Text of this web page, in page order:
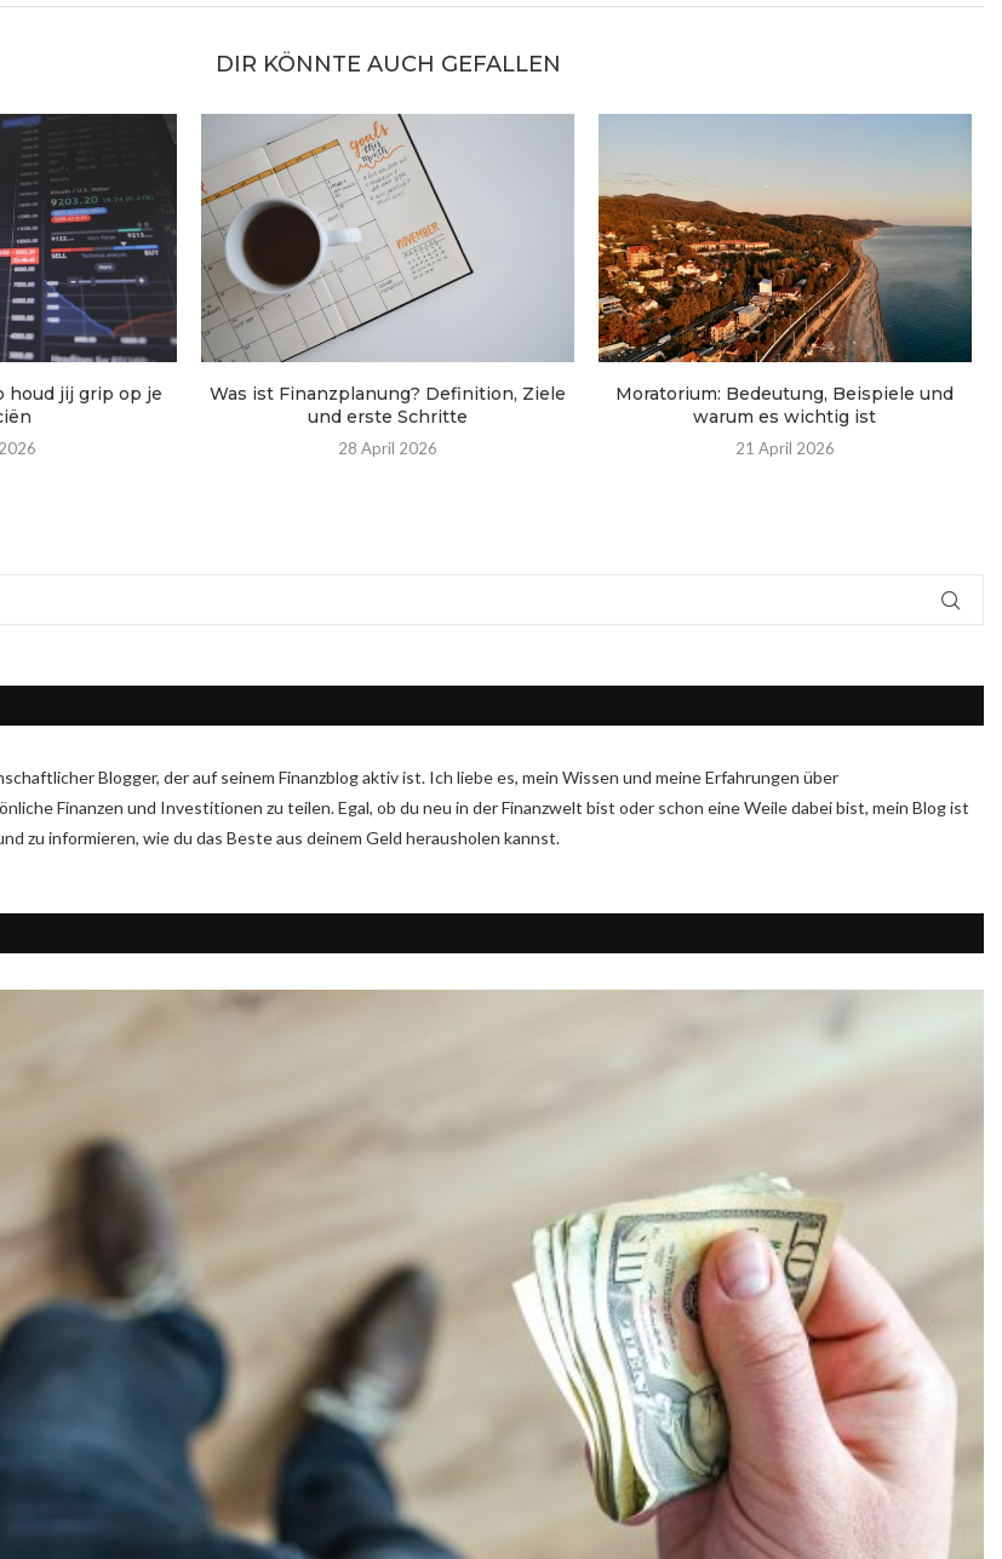
DIR KÖNNTE AUCH GEFALLEN
houd jij grip op je
Was ist Finanzplanung? Definition, Ziele
und erste Schritte
28 April 2026
Moratorium: Bedeutung, Beispiele und
warum es wichtig ist
21 April 2026
Blogger, der auf seinem Finanzblog aktiv ist. Ich liebe es, mein Wissen und meine Erfahrungen über
Finanzen und Investitionen zu teilen. Egal, ob du neu in der Finanzwelt bist oder schon eine Weile dabei bist, mein Blog ist
zu informieren, wie du das Beste aus deinem Geld herausholen kannst.